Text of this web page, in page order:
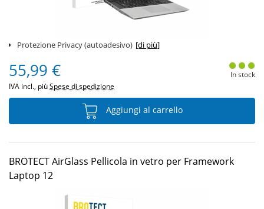
Protezione Privacy (autoadesivo) [di più]
55,99 €
IVA incl., piùSpese di spedizione
In stock
Aggiungi al carrello
BROTECT AirGlass Pellicola in vetro per Framework
Laptop 12